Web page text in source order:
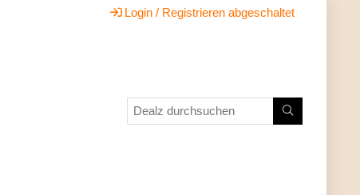
Login / Registrieren abgeschaltet